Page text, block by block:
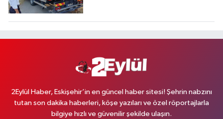
2Eylül Haber, Eskişehir’in en güncel haber sitesi! Şehrin nabzını
tutan son dakika haberleri, köşe yazıları ve özel röportajlarla
bilgiye hızlı ve güvenilir şekilde ulaşın.